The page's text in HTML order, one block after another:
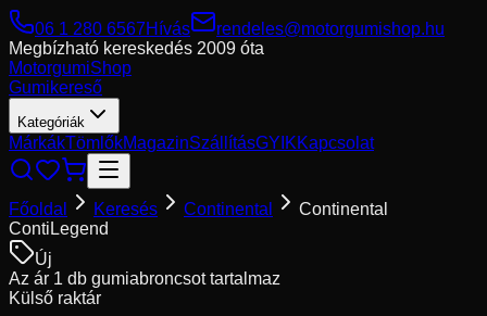
06 1 280 6567Hívás
rendeles@motorgumishop.hu
Megbízható kereskedés 2009 óta
MotorgumiShop
Gumikereső
Kategóriák
MárkákTömlőkMagazinSzállításGYIKKapcsolat
Főoldal Keresés Continental
Continental
ContiLegend
Új
Az ár 1 db gumiabroncsot tartalmaz
Külső raktár